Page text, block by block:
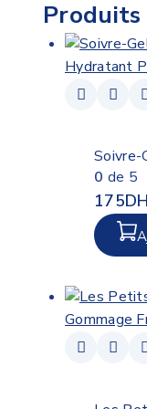
Produits
Soivre-
0 de 5
175DH